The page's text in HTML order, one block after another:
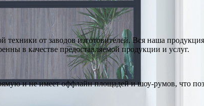
от заводов изготовителей. Вся наша
в качестве предоставляемой продукции и услуг.
и не имеет оффлайн площадей и шоу-румов, что